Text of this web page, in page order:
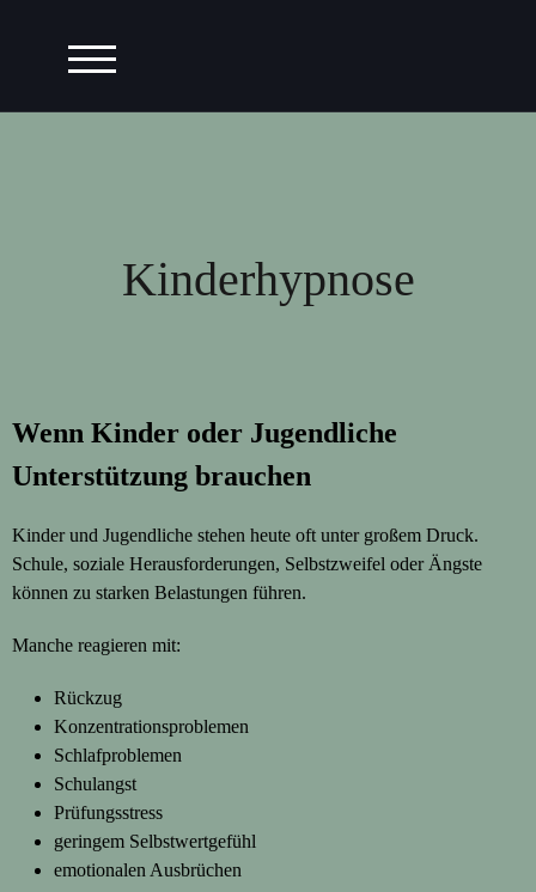
TOGGLE-MENÜ FÜR MOBILGERÄTE
Kinderhypnose
Wenn Kinder oder Jugendliche
Unterstützung brauchen
Kinder und Jugendliche stehen heute oft unter großem Druck.
Schule, soziale Herausforderungen, Selbstzweifel oder Ängste
können zu starken Belastungen führen.
Manche reagieren mit:
Rückzug
Konzentrationsproblemen
Schlafproblemen
Schulangst
Prüfungsstress
geringem Selbstwertgefühl
emotionalen Ausbrüchen